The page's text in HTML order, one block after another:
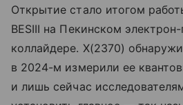
Открытие стало итогом
BESIII на Пекинском
коллайдере. X(2370)
в 2024-м измерили ее
и лишь сейчас